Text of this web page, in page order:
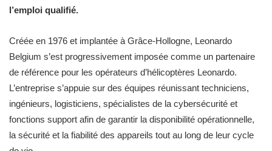
l’emploi qualifié.
Créée en 1976 et implantée à Grâce-Hollogne, Leonardo
Belgium s’est progressivement imposée comme un partenaire
de référence pour les opérateurs d’hélicoptères Leonardo.
L’entreprise s’appuie sur des équipes réunissant techniciens,
ingénieurs, logisticiens, spécialistes de la cybersécurité et
fonctions support afin de garantir la disponibilité opérationnelle,
la sécurité et la fiabilité des appareils tout au long de leur cycle